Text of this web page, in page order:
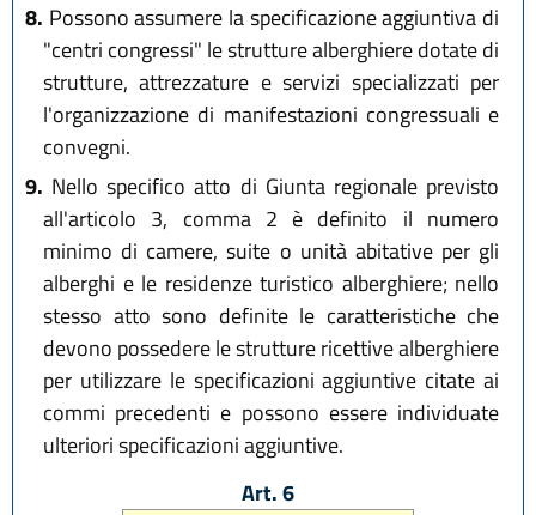
8. Possono assumere la specificazione aggiuntiva di
"centri congressi" le strutture alberghiere dotate di
strutture, attrezzature e servizi specializzati per
l'organizzazione di manifestazioni congressuali e
convegni.
9. Nello specifico atto di Giunta regionale previsto
all'articolo 3, comma 2 è definito il numero
minimo di camere, suite o unità abitative per gli
alberghi e le residenze turistico alberghiere; nello
stesso atto sono definite le caratteristiche che
devono possedere le strutture ricettive alberghiere
per utilizzare le specificazioni aggiuntive citate ai
commi precedenti e possono essere individuate
ulteriori specificazioni aggiuntive.
Art. 6